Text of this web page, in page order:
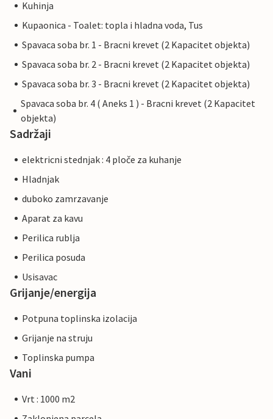
Kuhinja
Kupaonica - Toalet: topla i hladna voda, Tus
Spavaca soba br. 1 - Bracni krevet (2 Kapacitet objekta)
Spavaca soba br. 2 - Bracni krevet (2 Kapacitet objekta)
Spavaca soba br. 3 - Bracni krevet (2 Kapacitet objekta)
Spavaca soba br. 4 ( Aneks 1 ) - Bracni krevet (2 Kapacitet
objekta)
Sadržaji
elektricni stednjak : 4 ploče za kuhanje
Hladnjak
duboko zamrzavanje
Aparat za kavu
Perilica rublja
Perilica posuda
Usisavac
Grijanje/energija
Potpuna toplinska izolacija
Grijanje na struju
Toplinska pumpa
Vani
Vrt : 1000 m2